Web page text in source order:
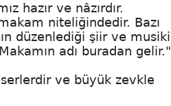
hazır ve nâzırdır.
niteliğindedir. Bazı
düzenlediği şiir ve musiki
adı buradan gelir."
ve büyük zevkle